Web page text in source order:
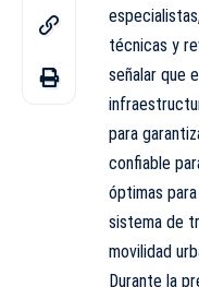
técnicas y
señalar que
para
confiable
óptimas
sistema de
movilidad
Durante la